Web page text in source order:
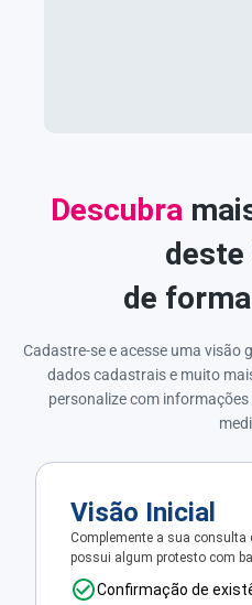
Descubra
deste
de
Cadastre-se e acesse uma visão
dados cadastrais e muito
personalize com
Visão Inicial
Complemente a sua consulta
possui algum protesto com
Confirmação de